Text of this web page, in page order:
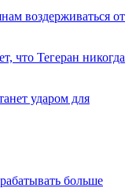
воздерживаться от
что Тегеран никогда
ударом для
больше